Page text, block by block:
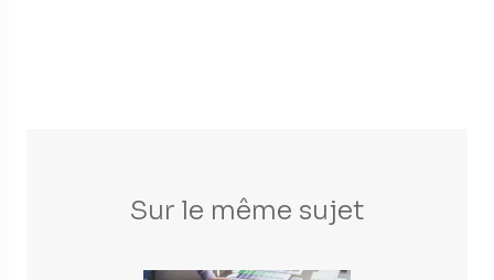
Sur le même sujet